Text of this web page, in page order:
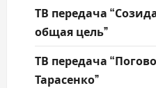
ТВ передача
общая цель”
ТВ передача
Тарасенко”